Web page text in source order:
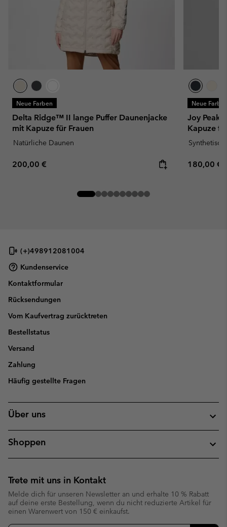
Neue Farben
Delta Ridge™ II lange Puffer Daunenjacke
mit Kapuze für Frauen
Natürliche Daunen
Regular price:
200,00 €
Neue
Joy
Kapuze
Regular
180,00 €
(+)498912081004
Kundenservice
Kontaktformular
Rücksendungen
Vom Kaufvertrag zurücktreten
Bestellstatus
Versand
Zahlung
Häufig gestellte Fragen
Über uns
Shoppen
Trete mit uns in Kontakt
Melde dich für unseren Newsletter an und erhalte 10 % Rabatt
auf deine erste Bestellung, wenn du nicht reduzierte Artikel für
einen Warenwert von 150 € einkaufst.